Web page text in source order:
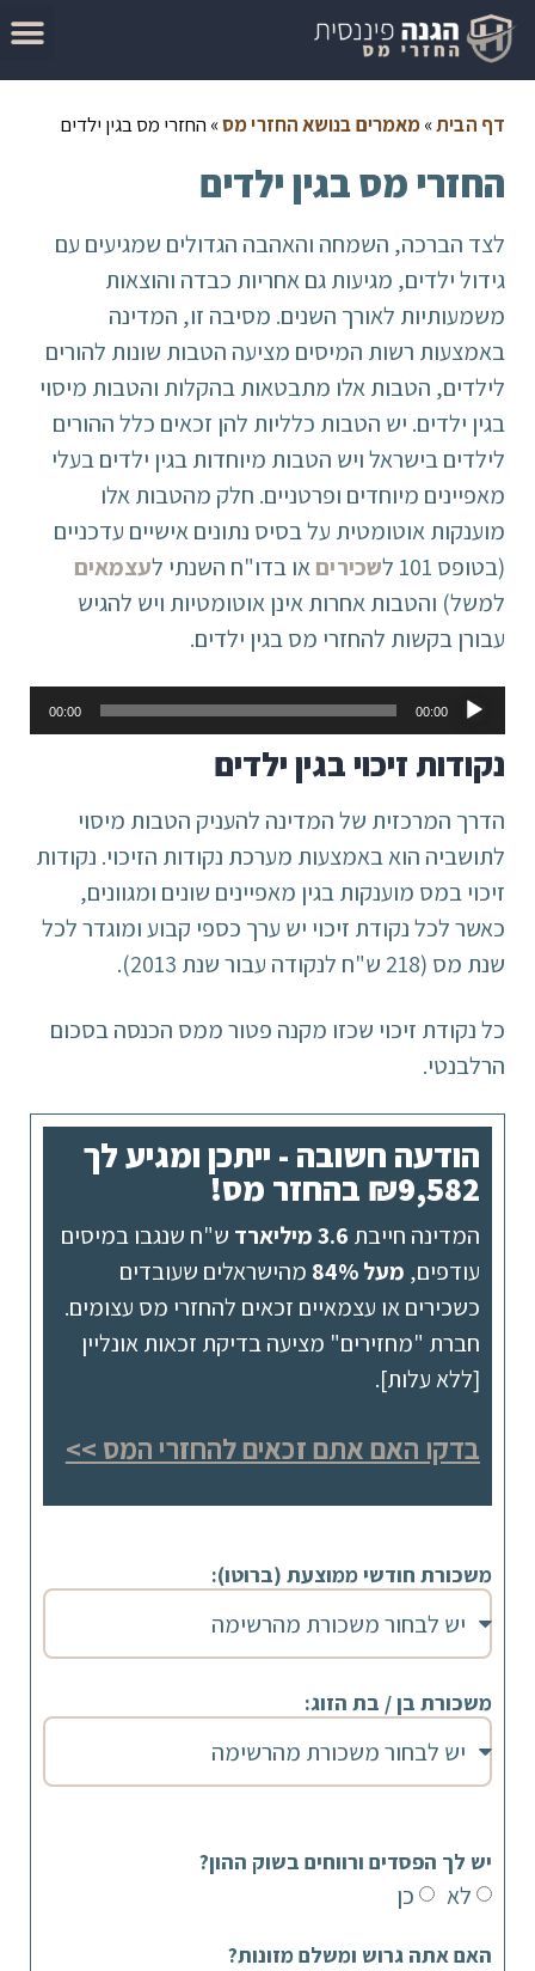
דף הבית»מאמרים בנושא החזרי מס» החזרי מס בגין ילדים
החזרי מס בגין ילדים
לצד הברכה, השמחה והאהבה הגדולים שמגיעים עם
גידול ילדים, מגיעות גם אחריות כבדה והוצאות
משמעותיות לאורך השנים. מסיבה זו, המדינה
באמצעות רשות המיסים מציעה הטבות שונות להורים
לילדים, הטבות אלו מתבטאות בהקלות והטבות מיסוי
בגין ילדים. יש הטבות כלליות להן זכאים כלל ההורים
לילדים בישראל ויש הטבות מיוחדות בגין ילדים בעלי
מאפיינים מיוחדים ופרטניים. חלק מהטבות אלו
מוענקות אוטומטית על בסיס נתונים אישיים עדכניים
(בטופס 101 ל
שכיריםאו בדו"ח השנתי לעצמאים
למשל) והטבות אחרות אינן אוטומטיות ויש להגיש
עבורן בקשות להחזרי מס בגין ילדים.
אודיו
00:00
00:00
נקודות זיכוי בגין ילדים
הדרך המרכזית של המדינה להעניק הטבות מיסוי
לתושביה הוא באמצעות מערכת נקודות הזיכוי. נקודות
זיכוי במס מוענקות בגין מאפיינים שונים ומגוונים,
כאשר לכל נקודת זיכוי יש ערך כספי קבוע ומוגדר לכל
שנת מס (218 ש"ח לנקודה עבור שנת 2013).
כל נקודת זיכוי שכזו מקנה פטור ממס הכנסה בסכום
הרלבנטי.
הודעה חשובה - ייתכן ומגיע לך
₪9,582 בהחזר מס!
המדינה חייבת 3.6 מיליארד
ש"ח שנגבו במיסים
עודפים, מעל 84%
מהישראלים שעובדים
כשכירים או עצמאיים זכאים להחזרי מס עצומים.
חברת "מחזירים" מציעה בדיקת זכאות אונליין
[ללא עלות].
בדקו האם אתם זכאים להחזרי המס >>
משכורת חודשי ממוצעת (ברוטו):
משכורת בן / בת הזוג:
יש לך הפסדים ורווחים בשוק ההון?
לא כן
האם אתה גרוש ומשלם מזונות?